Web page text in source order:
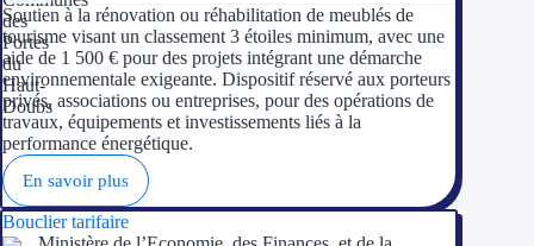
Soutien à la rénovation ou réhabilitation de meublés de
tourisme visant un classement 3 étoiles minimum, avec une
aide de 1 500 € pour des projets intégrant une démarche
environnementale exigeante. Dispositif réservé aux porteurs
privés, associations ou entreprises, pour des opérations de
travaux, équipements et investissements liés à la
performance énergétique.
En savoir plus
Bouclier tarifaire